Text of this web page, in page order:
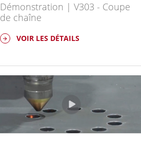
Démonstration | V303 - Coupe
de chaîne
VOIR LES DÉTAILS